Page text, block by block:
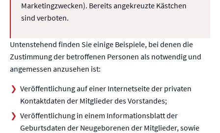
Marketingzwecken). Bereits angekreuzte Kästchen
sind verboten.
Untenstehend finden Sie einige Beispiele, bei denen die
Zustimmung der betroffenen Personen als notwendig und
angemessen anzusehen ist:
Veröffentlichung auf einer Internetseite der privaten
Kontaktdaten der Mitglieder des Vorstandes;
Veröffentlichung in einem Informationsblatt der
Geburtsdaten der Neugeborenen der Mitglieder, sowie